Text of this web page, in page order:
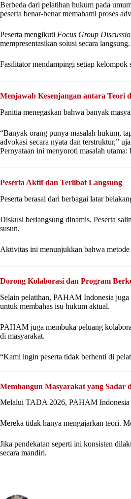
Berbeda dari pelatihan hukum pada
peserta benar-benar memahami proses
Peserta mengikuti Focus Group
mempresentasikan solusi secara langsung.
Fasilitator mendampingi setiap kelompok
Menjawab Kesenjangan antara Teori
Panitia menegaskan bahwa banyak
“Banyak orang punya masalah hukum,
advokasi secara nyata dan terstruktur,”
Pernyataan ini menyoroti masalah
Peserta Aktif dan Terlibat Langsung
Peserta berasal dari berbagai latar
Diskusi berlangsung dinamis. Peserta
susun.
Aktivitas ini menunjukkan bahwa
Dorong Kolaborasi dan Program
Selain pelatihan, PAHAM Indonesia
untuk membahas isu hukum aktual.
PAHAM juga membuka peluang
di masyarakat.
“Kami ingin peserta tidak berhenti di
Membangun Masyarakat yang Sadar
Melalui TADA 2026, PAHAM Indonesia
Mereka tidak hanya mengajarkan teori.
Jika pendekatan seperti ini konsisten
secara mandiri.